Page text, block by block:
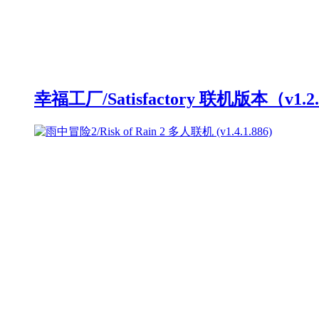
幸福工厂/Satisfactory 联机版本（